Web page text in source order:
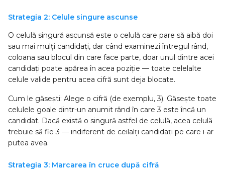
Strategia 2: Celule singure ascunse
O celulă singură ascunsă este o celulă care pare să aibă doi
sau mai mulți candidați, dar când examinezi întregul rând,
coloana sau blocul din care face parte, doar unul dintre acei
candidați poate apărea în acea poziție — toate celelalte
celule valide pentru acea cifră sunt deja blocate.
Cum le găsești: Alege o cifră (de exemplu, 3). Găsește toate
celulele goale dintr-un anumit rând în care 3 este încă un
candidat. Dacă există o singură astfel de celulă, acea celulă
trebuie să fie 3 — indiferent de ceilalți candidați pe care i-ar
putea avea.
Strategia 3: Marcarea în cruce după cifră